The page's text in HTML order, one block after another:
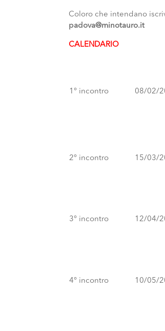
Coloro che intendano
padova@minotauro.it
CALENDARIO
1° incontro 08/02/
2° incontro 15/03/
3° incontro 12/04/
4° incontro 10/05/